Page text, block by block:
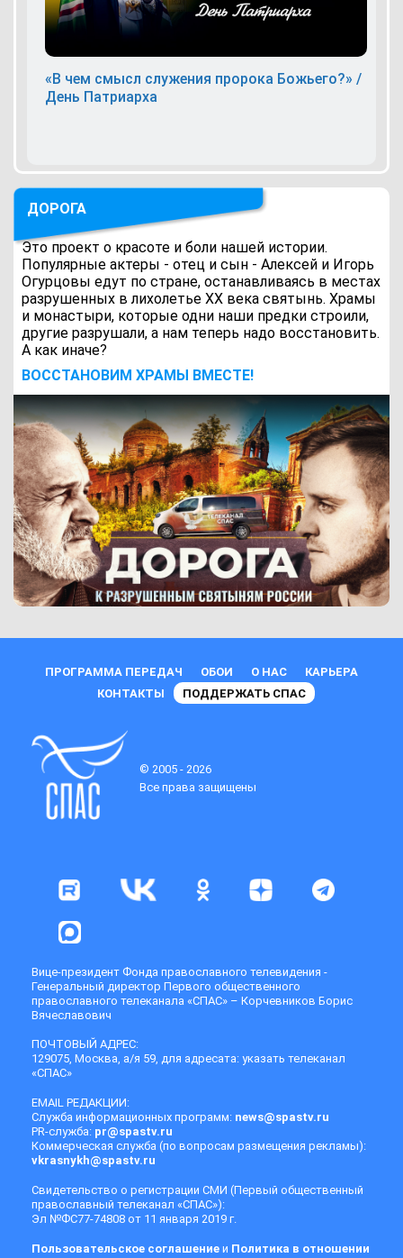
«В чем смысл служения пророка Божьего?» /
День Патриарха
ДОРОГА
Это проект о красоте и боли нашей истории.
Популярные актеры - отец и сын - Алексей и Игорь
Огурцовы едут по стране, останавливаясь в местах
разрушенных в лихолетье ХХ века святынь. Храмы
и монастыри, которые одни наши предки строили,
другие разрушали, а нам теперь надо восстановить.
А как иначе?
ВОCСТАНОВИМ ХРАМЫ ВМЕСТЕ!
ПРОГРАММА ПЕРЕДАЧ ОБОИ О НАС
КАРЬЕРА
КОНТАКТЫ
ПОДДЕРЖАТЬ СПАС
© 2005 - 2026
Все права защищены
Вице-президент Фонда православного телевидения -
Генеральный директор Первого общественного
православного телеканала «СПАС» – Корчевников Борис
Вячеславович
ПОЧТОВЫЙ АДРЕС:
129075, Москва, а/я 59, для адресата: указать телеканал
«СПАС»
EMAIL РЕДАКЦИИ:
Служба информационных программ: news@spastv.ru
PR-служба: pr@spastv.ru
Коммерческая служба (по вопросам размещения рекламы):
vkrasnykh@spastv.ru
Свидетельство о регистрации СМИ (Первый общественный
православный телеканал «СПАС»):
Эл №ФС77-74808 от 11 января 2019 г.
Пользовательское соглашение и Политика в отношении